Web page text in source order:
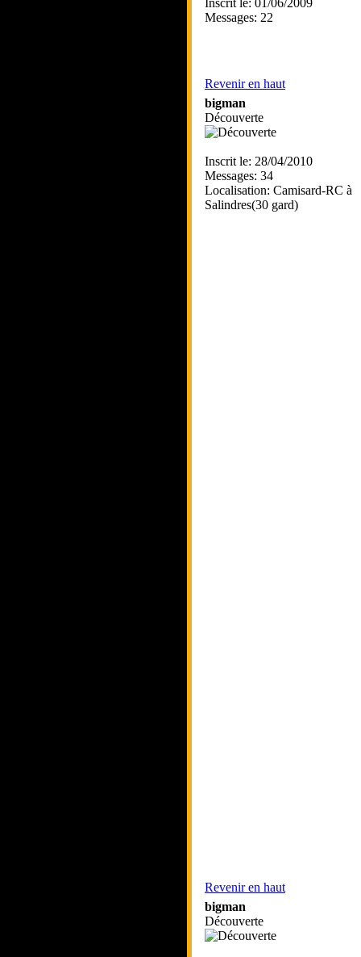
Inscrit le: 01/06/2009
Messages: 22
Revenir en haut
bigman
Découverte
Inscrit le: 28/04/2010
Messages: 34
Localisation: Camisard-RC à
Salindres(30 gard)
Revenir en haut
bigman
Découverte